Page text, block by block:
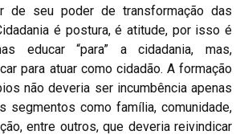
de seu poder de transformação das
é postura, é atitude, por isso é
educar “para” a cidadania, mas,
para atuar como cidadão. A formação
não deveria ser incumbência apenas
segmentos como família, comunidade,
entre outros, que deveria reivindicar